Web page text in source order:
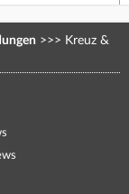
>>> Kreuz &